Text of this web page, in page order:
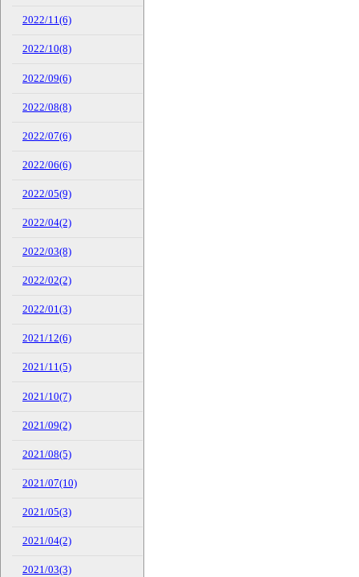
2022/11(6)
2022/10(8)
2022/09(6)
2022/08(8)
2022/07(6)
2022/06(6)
2022/05(9)
2022/04(2)
2022/03(8)
2022/02(2)
2022/01(3)
2021/12(6)
2021/11(5)
2021/10(7)
2021/09(2)
2021/08(5)
2021/07(10)
2021/05(3)
2021/04(2)
2021/03(3)